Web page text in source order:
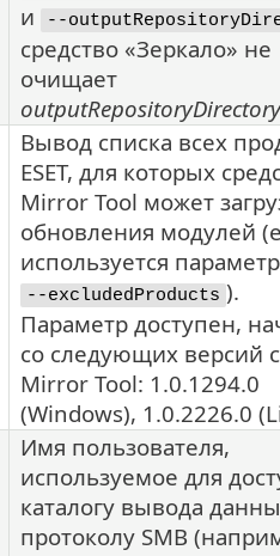
и --
средство «Зеркало» не
очищает
outputRepositoryDirectory
Вывод списка всех
ESET, для которых
Mirror Tool может
обновления модулей
используется параметр
--excludedProducts ).
Параметр доступен,
со следующих версий
Mirror Tool: 1.0.1294.0
(Windows), 1.0.2226.0
Имя пользователя,
используемое для
каталогу вывода
протоколу SMB